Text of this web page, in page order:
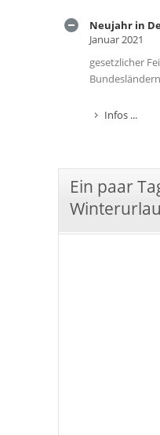
Neujahr in
Januar 2021
gesetzlicher
Infos ...
Ein paar